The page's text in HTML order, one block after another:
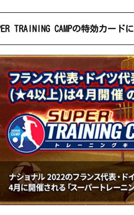
TRAINING CAMPの特効カードに